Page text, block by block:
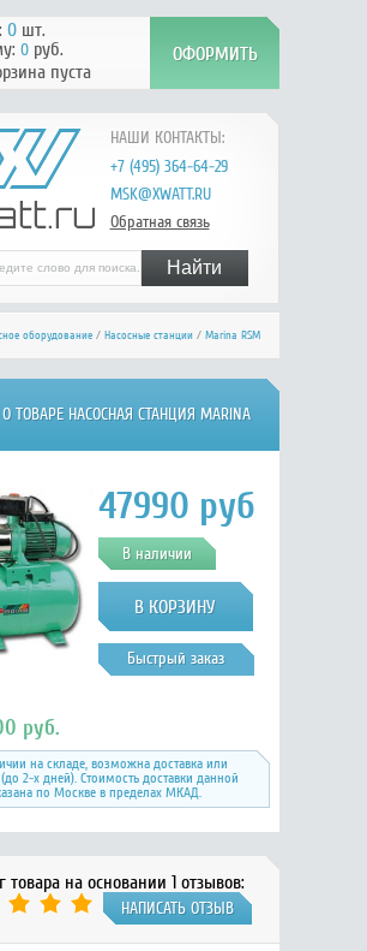
НАШИ КОНТАКТЫ:
+7 (495) 364-64-29
MSK@XWATT.RU
Обратная связь
0шт.
0руб.
пуста
оборудование/ Насосные станции/ Marina RSM
ТОВАРЕ НАСОСНАЯ СТАНЦИЯ MARINA
47990 руб.
В наличии
Быстрый заказ
руб.
на складе, возможна доставка или
2-х дней). Стоимость доставки данной
по Москве в пределах МКАД.
товара на основании 1 отзывов:
НАПИСАТЬ ОТЗЫВ